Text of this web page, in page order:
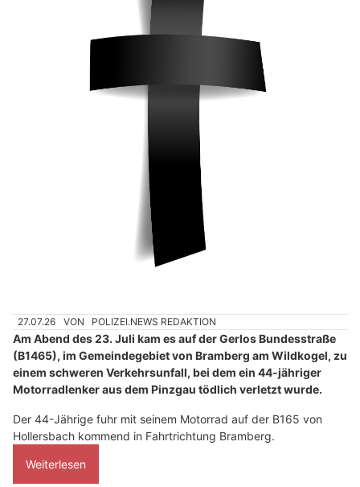
27.07.26 VON POLIZEI.NEWS REDAKTION
Am Abend des 23. Juli kam es auf der Gerlos Bundesstraße
(B1465), im Gemeindegebiet von Bramberg am Wildkogel, zu
einem schweren Verkehrsunfall, bei dem ein 44-jähriger
Motorradlenker aus dem Pinzgau tödlich verletzt wurde.
Der 44-Jährige fuhr mit seinem Motorrad auf der B165 von
Hollersbach kommend in Fahrtrichtung Bramberg.
Weiterlesen